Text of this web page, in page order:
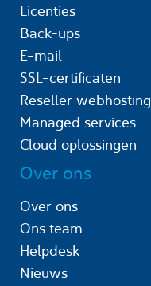
Licenties
Back-ups
E-mail
SSL-certificaten
Reseller webhosting
Managed services
Cloud oplossingen
Over ons
Over ons
Ons team
Helpdesk
Nieuws